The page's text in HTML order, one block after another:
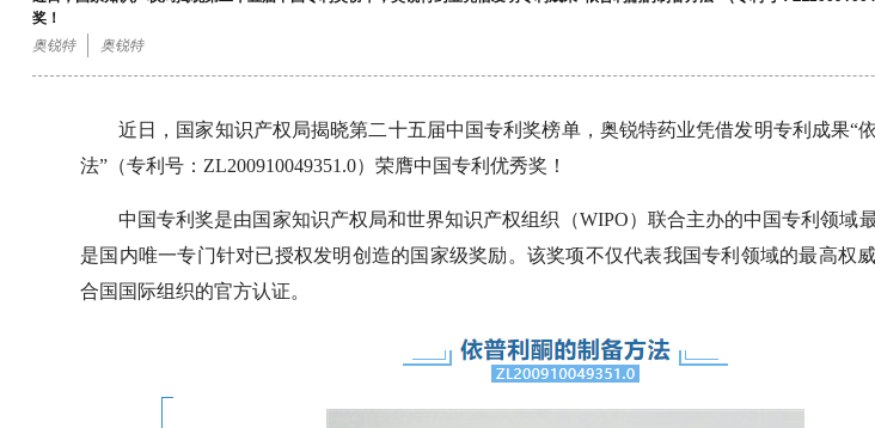
奖！
奥锐特 奥锐特
近日，国家知识产权局揭晓第二十五届中国专利奖榜单，奥锐特药业凭借发明专利成果“
法”（专利号：ZL200910049351.0）荣膺中国专利优秀奖！
中国专利奖是由国家知识产权局和世界知识产权组织（WIPO）联合主办的中国专利领域
是国内唯一专门针对已授权发明创造的国家级奖励。该奖项不仅代表我国专利领域的最高权
合国国际组织的官方认证。